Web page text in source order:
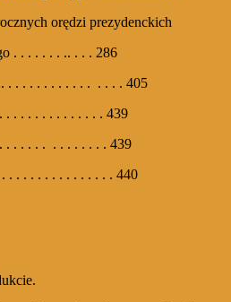
orędzi prezydenckich
. . . . . . . .. . . . 286
. . . . . . . . . . . . . . . . 405
. . . . . . . . . . . . . . 439
. . . . . . . . . . . . . . 439
. . . . . . . . . . . . . . . 440